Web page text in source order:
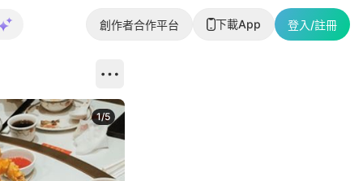
創作者合作平台 下載App 登入/註冊
1/5